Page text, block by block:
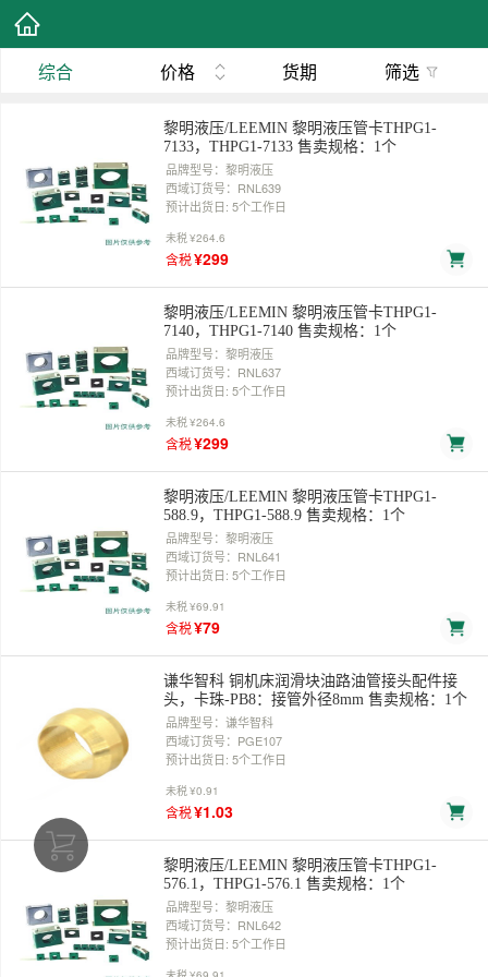
综合 价格 货期 筛选
黎明液压/LEEMIN 黎明液压管卡THPG1-
7133，THPG1-7133 售卖规格：1个
品牌型号：黎明液压
西域订货号：RNL639
预计出货日: 5个工作日
未税¥264.6
含税¥299
黎明液压/LEEMIN 黎明液压管卡THPG1-
7140，THPG1-7140 售卖规格：1个
品牌型号：黎明液压
西域订货号：RNL637
预计出货日: 5个工作日
未税¥264.6
含税¥299
黎明液压/LEEMIN 黎明液压管卡THPG1-
588.9，THPG1-588.9 售卖规格：1个
品牌型号：黎明液压
西域订货号：RNL641
预计出货日: 5个工作日
未税¥69.91
含税¥79
谦华智科 铜机床润滑块油路油管接头配件接
头，卡珠-PB8：接管外径8mm 售卖规格：1个
品牌型号：谦华智科
西域订货号：PGE107
预计出货日: 5个工作日
未税¥0.91
含税¥1.03
黎明液压/LEEMIN 黎明液压管卡THPG1-
576.1，THPG1-576.1 售卖规格：1个
品牌型号：黎明液压
西域订货号：RNL642
预计出货日: 5个工作日